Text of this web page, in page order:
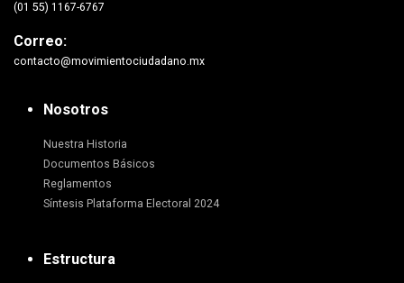
(01 55) 1167-6767
Correo:
contacto@movimientociudadano.mx
Nosotros
Nuestra Historia
Documentos Básicos
Reglamentos
Síntesis Plataforma Electoral 2024
Estructura